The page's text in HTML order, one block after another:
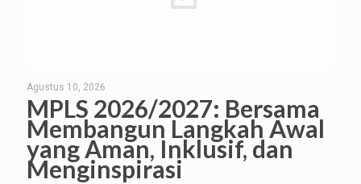
Agustus 10, 2026
MPLS 2026/2027: Bersama
Membangun Langkah Awal
yang Aman, Inklusif, dan
Menginspirasi